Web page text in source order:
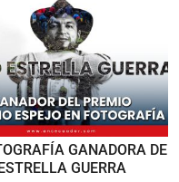
GANADORA DE
GUERRA